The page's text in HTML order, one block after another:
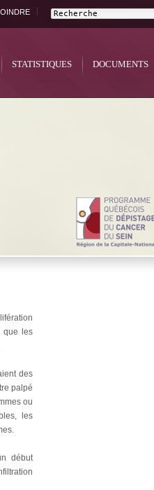
STATISTIQUES DOCUMENTS
que les
des
palpé
ou
les
début